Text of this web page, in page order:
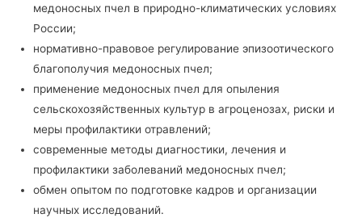
медоносных пчел в природно-климатических условиях
России;
нормативно-правовое регулирование эпизоотического
благополучия медоносных пчел;
применение медоносных пчел для опыления
сельскохозяйственных культур в агроценозах, риски и
меры профилактики отравлений;
современные методы диагностики, лечения и
профилактики заболеваний медоносных пчел;
обмен опытом по подготовке кадров и организации
научных исследований.